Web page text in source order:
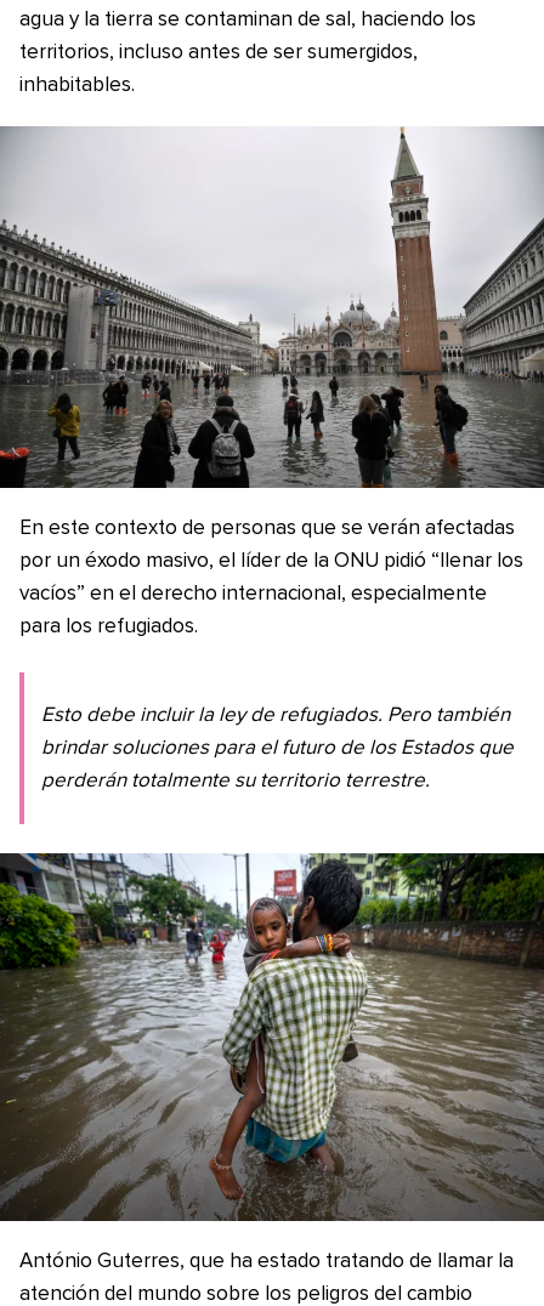
agua y la tierra se contaminan de sal, haciendo los
territorios, incluso antes de ser sumergidos,
inhabitables.
En este contexto de personas que se verán afectadas
por un éxodo masivo, el líder de la ONU pidió “llenar los
vacíos” en el derecho internacional, especialmente
para los refugiados.
Esto debe incluir la ley de refugiados. Pero también
brindar soluciones para el futuro de los Estados que
perderán totalmente su territorio terrestre.
António Guterres, que ha estado tratando de llamar la
atención del mundo sobre los peligros del cambio